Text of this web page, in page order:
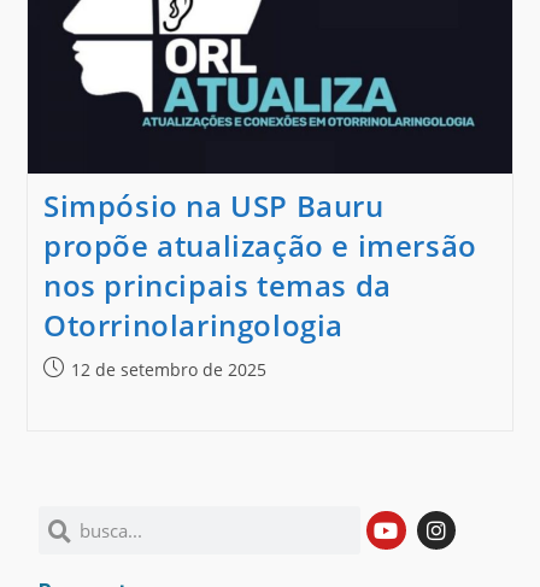
Simpósio na USP Bauru
propõe atualização e imersão
nos principais temas da
Otorrinolaringologia
12 de setembro de 2025